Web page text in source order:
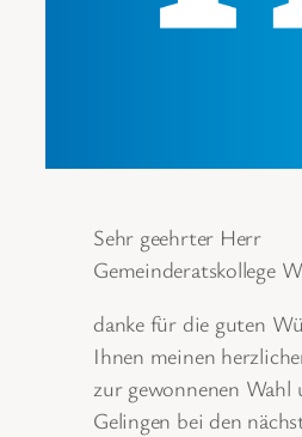
Sehr geehrter Herr
Gemeinderatskollege
danke für die guten
Ihnen meinen
zur gewonnenen Wahl
Gelingen bei den